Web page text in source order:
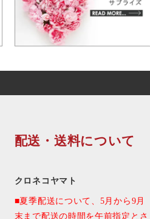
配送・送料について
クロネコヤマト
■夏季配送について、5月から9月
末まで配送の時間を午前指定とさ